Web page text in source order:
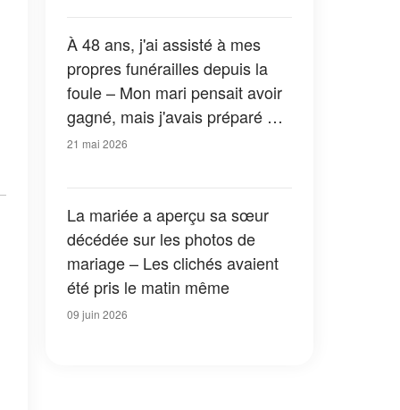
À 48 ans, j'ai assisté à mes
propres funérailles depuis la
foule – Mon mari pensait avoir
gagné, mais j'avais préparé ma
revanche
21 mai 2026
La mariée a aperçu sa sœur
décédée sur les photos de
mariage – Les clichés avaient
été pris le matin même
09 juin 2026